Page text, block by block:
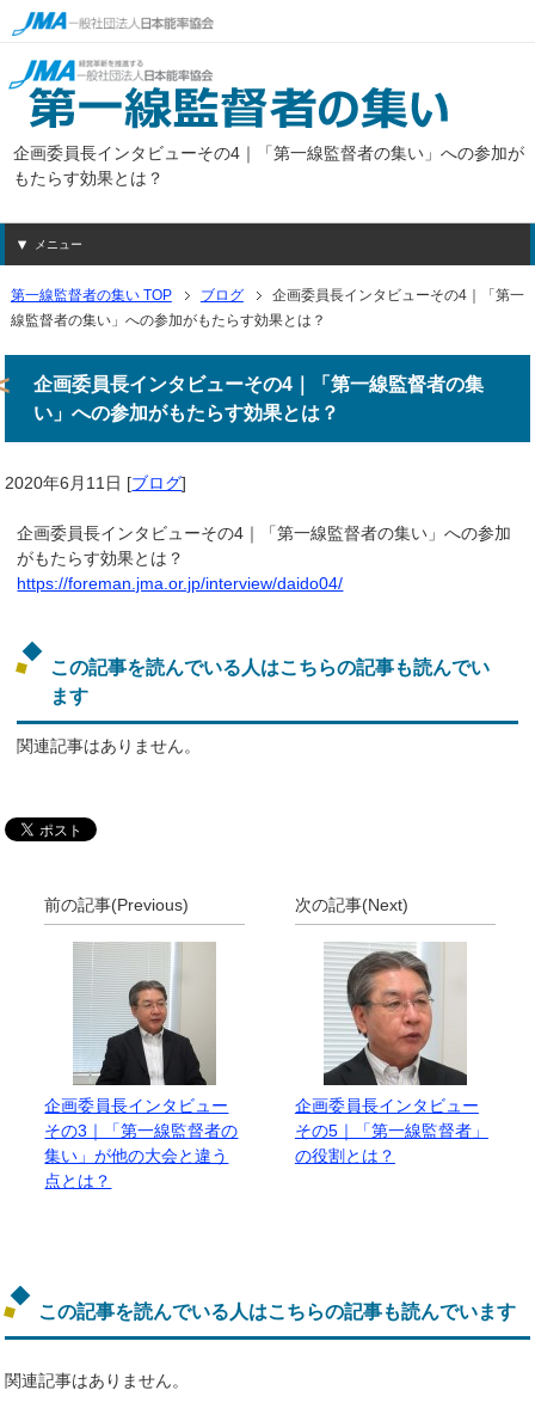
企画委員長インタビューその4｜「第一線監督者の集い」への参加が
もたらす効果とは？
メニュー
第一線監督者の集い TOP ブログ
企画委員長インタビューその4｜「第一
線監督者の集い」への参加がもたらす効果とは？
企画委員長インタビューその4｜「第一線監督者の集
い」への参加がもたらす効果とは？
2020年6月11日 [ブログ]
企画委員長インタビューその4｜「第一線監督者の集い」への参加
がもたらす効果とは？
https://foreman.jma.or.jp/interview/daido04/
この記事を読んでいる人はこちらの記事も読んでい
ます
関連記事はありません。
前の記事(Previous)
企画委員長インタビュー
その3｜「第一線監督者の
集い」が他の大会と違う
点とは？
次の記事(Next)
企画委員長インタビュー
その5｜「第一線監督者」
の役割とは？
この記事を読んでいる人はこちらの記事も読んでいます
関連記事はありません。